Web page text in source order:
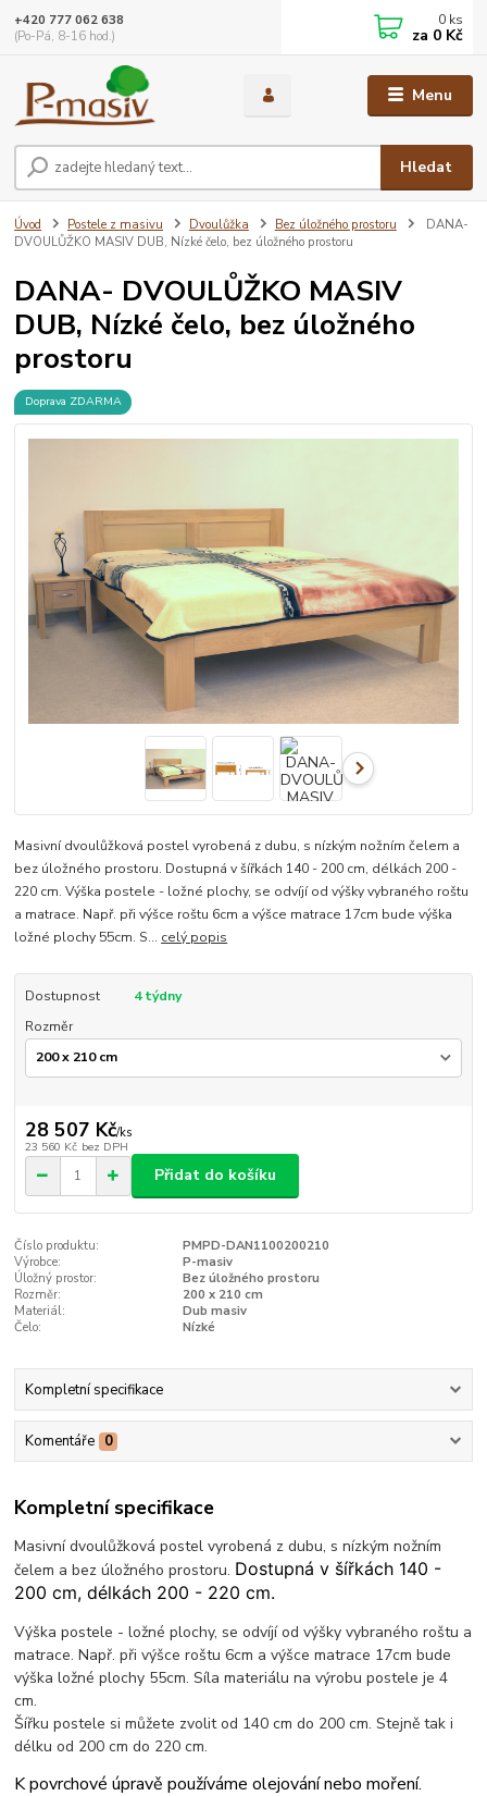
Menu
Hledat
+420 777 062 638
(Po-Pá, 8-16 hod.)
0 ks
za 0 Kč
Úvod Postele z masivu Dvoulůžka Bez úložného prostoru
DANA-
DVOULŮŽKO MASIV DUB, Nízké čelo, bez úložného prostoru
DANA- DVOULŮŽKO MASIV
DUB, Nízké čelo, bez úložného
prostoru
Doprava ZDARMA
Masivní dvoulůžková postel vyrobená z dubu, s nízkým nožním čelem a
bez úložného prostoru. Dostupná v šířkách 140 - 200 cm, délkách 200 -
220 cm. Výška postele - ložné plochy, se odvíjí od výšky vybraného roštu
a matrace. Např. při výšce roštu 6cm a výšce matrace 17cm bude výška
ložné plochy 55cm. S... celý popis
Dostupnost
4 týdny
Rozměr
28 507 Kč/ks
23 560 Kč bez DPH
Přidat do košíku
Číslo produktu:
PMPD-DAN1100200210
Výrobce:
P-masiv
Úložný prostor:
Bez úložného prostoru
Rozměr:
200 x 210 cm
Materiál:
Dub masiv
Čelo:
Nízké
Kompletní specifikace
Komentáře 0
Kompletní specifikace
Masivní dvoulůžková postel vyrobená z dubu, s nízkým nožním
čelem a bez úložného prostoru. Dostupná v šířkách 140 -
200 cm, délkách 200 - 220 cm.
Výška postele - ložné plochy, se odvíjí od výšky vybraného roštu a
matrace. Např. při výšce roštu 6cm a výšce matrace 17cm bude
výška ložné plochy 55cm. Síla materiálu na výrobu postele je 4
cm.
Šířku postele si můžete zvolit od 140 cm do 200 cm. Stejně tak i
délku od 200 cm do 220 cm.
K povrchové úpravě používáme olejování nebo moření.